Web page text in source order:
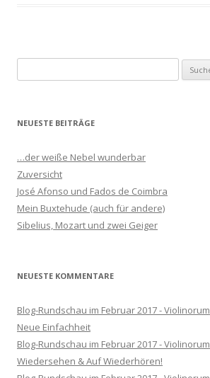
u
h
n
a
c
h
NEUESTE BEITRÄGE
…der weiße Nebel wunderbar
Zuversicht
José Afonso und Fados de Coimbra
Mein Buxtehude (auch für andere)
Sibelius, Mozart und zwei Geiger
NEUESTE KOMMENTARE
Blog-Rundschau im Februar 2017 - Violinorum
Neue Einfachheit
Blog-Rundschau im Februar 2017 - Violinorum
Wiedersehen & Auf Wiederhören!